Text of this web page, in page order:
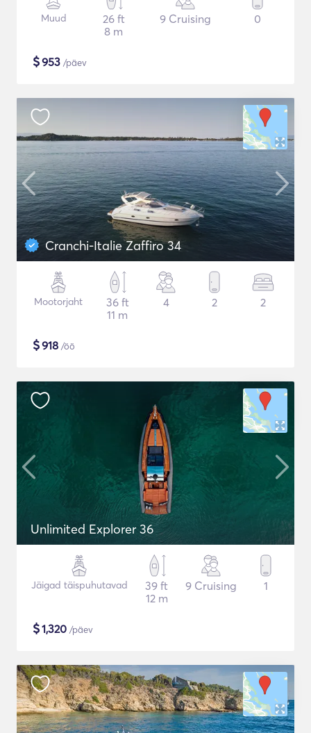
Muud
26 ft
8 m
9 Cruising 0
$953 /päev
Cranchi-Italie Zaffiro 34
Mootorjaht
36 ft
11 m
4 2 2
$918 /öö
Unlimited Explorer 36
Jäigad täispuhutavad
39 ft
12 m
9 Cruising 1
$1,320 /päev